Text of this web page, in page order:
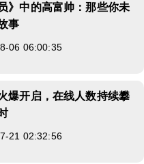
》中的高富帅：那些你未
事
06 06:00:35
爆开启，在线人数持续攀
21 02:32:56